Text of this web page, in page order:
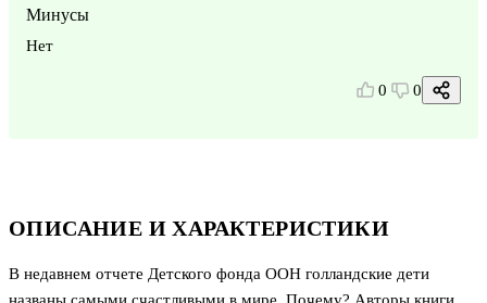
ОПИСАНИЕ И ХАРАКТЕРИСТИКИ
В недавнем отчете Детского фонда ООН голландские дети
Минусы
Нет
0 0